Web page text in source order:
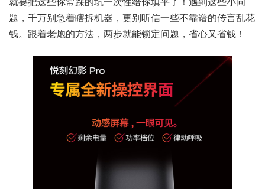
题，千万别急着瞎拆机器，更别听信一些不靠谱的传言乱花
钱。跟着老炮的方法，两步就能锁定问题，省心又省钱！